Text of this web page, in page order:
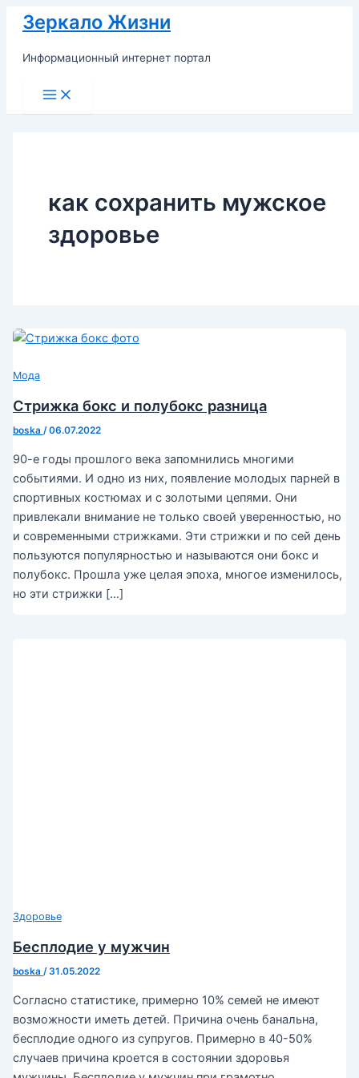
Перейти
содержимому
Зеркало Жизни
Информационный интернет портал
Main
Menu
как сохранить мужское
здоровье
Мода
Стрижка бокс и полубокс разница
boska /06.07.2022
90-е годы прошлого века запомнились многими
событиями. И одно из них, появление молодых парней в
спортивных костюмах и с золотыми цепями. Они
привлекали внимание не только своей уверенностью, но
и современными стрижками. Эти стрижки и по сей день
пользуются популярностью и называются они бокс и
полубокс. Прошла уже целая эпоха, многое изменилось,
но эти стрижки […]
Здоровье
Бесплодие у мужчин
boska /31.05.2022
Согласно статистике, примерно 10% семей не имеют
возможности иметь детей. Причина очень банальна,
бесплодие одного из супругов. Примерно в 40-50%
случаев причина кроется в состоянии здоровья